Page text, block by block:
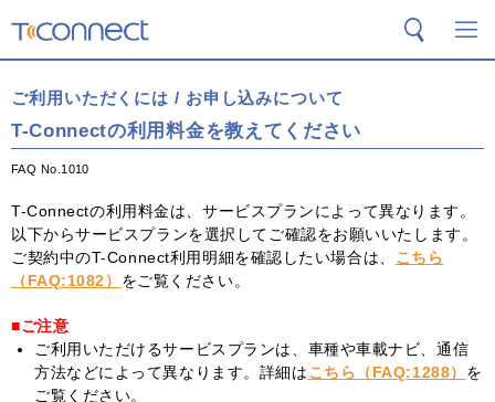
検索
ご利用いただくには / お申し込みについて
T-Connectの利用料金を教えてください
FAQ No.1010
T-Connectの利用料金は、サービスプランによって異なります。
以下からサービスプランを選択してご確認をお願いいたします。
ご契約中のT-Connect利用明細を確認したい場合は、 こちら
（FAQ:1082） をご覧ください。
■ご注意
ご利用いただけるサービスプランは、車種や車載ナビ、通信
方法などによって異なります。詳細はこちら（FAQ:1288） を
ご覧ください。